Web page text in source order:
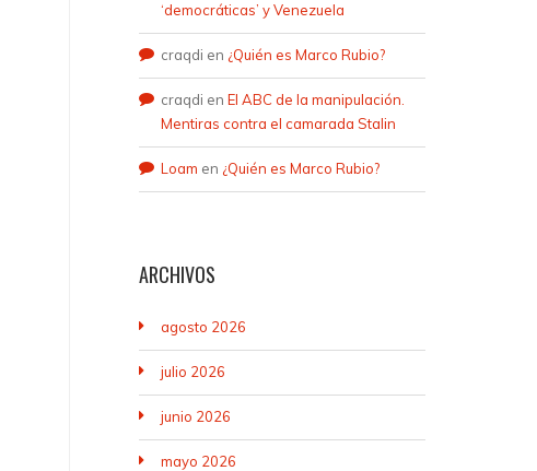
‘democráticas’ y Venezuela
craqdi en ¿Quién es Marco Rubio?
craqdi en El ABC de la manipulación.
Mentiras contra el camarada Stalin
Loam en ¿Quién es Marco Rubio?
ARCHIVOS
agosto 2026
julio 2026
junio 2026
mayo 2026